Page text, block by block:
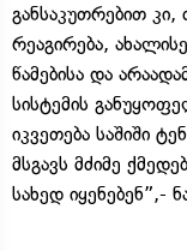
განსაკუთრებით
რეაგირება,
წამებისა და
სისტემის
იკვეთება საშიში
მსგავს მძიმე
სახედ იყენებენ”,-